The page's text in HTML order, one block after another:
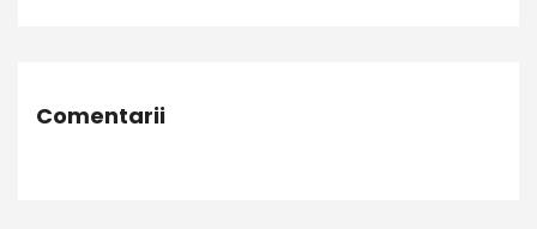
Comentarii